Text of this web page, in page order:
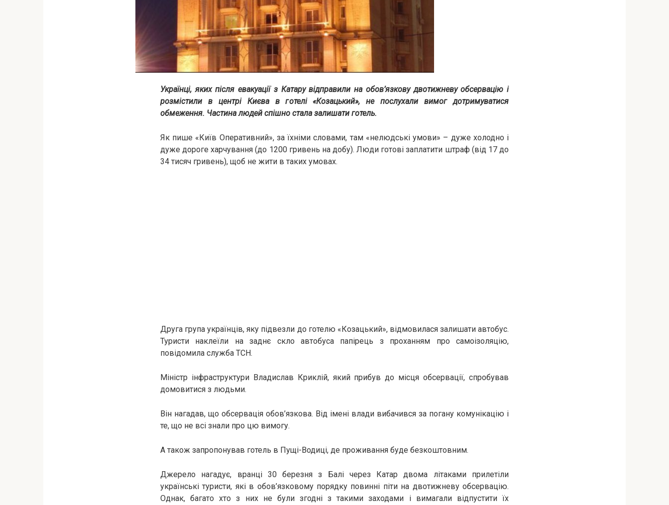
Українці, яких після евакуації з Катару відправили на обов’язкову двотижневу обсервацію і
розмістили в центрі Києва в готелі «Козацький», не послухали вимог дотримуватися
обмеження. Частина людей спішно стала залишати готель.
Як пише «Київ Оперативний», за їхніми словами, там «нелюдські умови» – дуже холодно і
дуже дороге харчування (до 1200 гривень на добу). Люди готові заплатити штраф (від 17 до
34 тисяч гривень), щоб не жити в таких умовах.
Друга група українців, яку підвезли до готелю «Козацький», відмовилася залишати автобус.
Туристи наклеїли на заднє скло автобуса папірець з проханням про самоізоляцію,
повідомила служба ТСН.
Міністр інфраструктури Владислав Криклій, який прибув до місця обсервації, спробував
домовитися з людьми.
Він нагадав, що обсервація обов’язкова. Від імені влади вибачився за погану комунікацію і
те, що не всі знали про цю вимогу.
А також запропонував готель в Пущі-Водиці, де проживання буде безкоштовним.
Джерело нагадує, вранці 30 березня з Балі через Катар двома літаками прилетіли
українські туристи, які в обов’язковому порядку повинні піти на двотижневу обсервацію.
Однак, багато хто з них не були згодні з такими заходами і вимагали відпустити їх